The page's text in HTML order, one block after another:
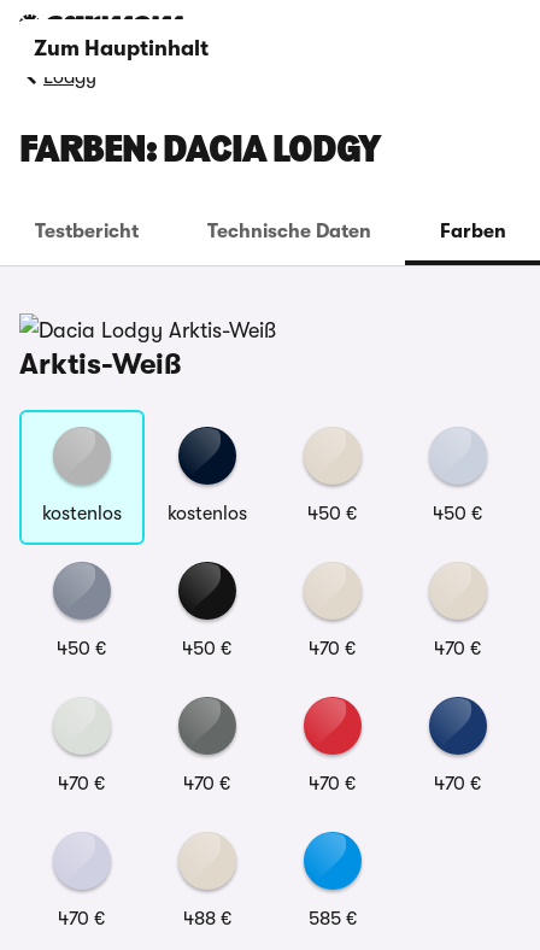
Zum Hauptinhalt
Lodgy
FARBEN: DACIA LODGY
Testbericht Technische Daten Farben
Arktis-Weiß
kostenlos kostenlos 450 € 450 €
450 € 450 € 470 € 470 €
470 € 470 € 470 € 470 €
470 € 488 € 585 €